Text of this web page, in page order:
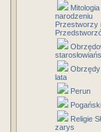
narodzeniu
Przestworzy i
Obrzędy
lata
Perun
Religie
zarys